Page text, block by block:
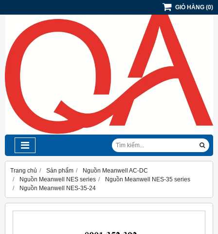
GIỎ HÀNG (0)
Trang chủ Sản phẩm
Nguồn Meanwell AC-DC
Nguồn Meanwell NES series
Nguồn Meanwell NES-35 series
Nguồn Meanwell NES-35-24